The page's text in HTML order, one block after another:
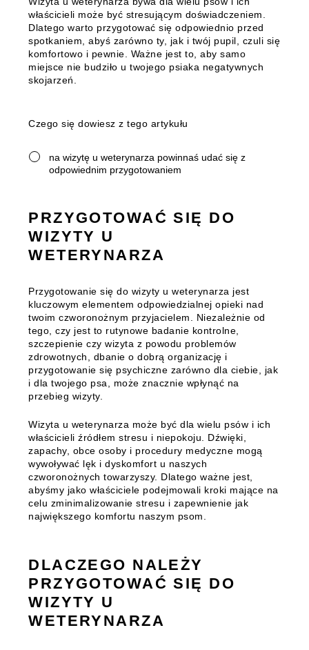
właścicieli może być stresującym doświadczeniem.
Dlatego warto przygotować się odpowiednio przed
spotkaniem, abyś zarówno ty, jak i twój pupil, czuli się
komfortowo i pewnie. Ważne jest to, aby samo
miejsce nie budziło u twojego psiaka negatywnych
skojarzeń.
Czego się dowiesz z tego artykułu
na wizytę u weterynarza powinnaś udać się z
odpowiednim przygotowaniem
PRZYGOTOWAĆ SIĘ DO
WIZYTY U
WETERYNARZA
Przygotowanie się do wizyty u weterynarza jest
kluczowym elementem odpowiedzialnej opieki nad
twoim czworonożnym przyjacielem. Niezależnie od
tego, czy jest to rutynowe badanie kontrolne,
szczepienie czy wizyta z powodu problemów
zdrowotnych, dbanie o dobrą organizację i
przygotowanie się psychiczne zarówno dla ciebie, jak
i dla twojego psa, może znacznie wpłynąć na
przebieg wizyty.
Wizyta u weterynarza może być dla wielu psów i ich
właścicieli źródłem stresu i niepokoju. Dźwięki,
zapachy, obce osoby i procedury medyczne mogą
wywoływać lęk i dyskomfort u naszych
czworonożnych towarzyszy. Dlatego ważne jest,
abyśmy jako właściciele podejmowali kroki mające na
celu zminimalizowanie stresu i zapewnienie jak
największego komfortu naszym psom.
DLACZEGO NALEŻY
PRZYGOTOWAĆ SIĘ DO
WIZYTY U
WETERYNARZA